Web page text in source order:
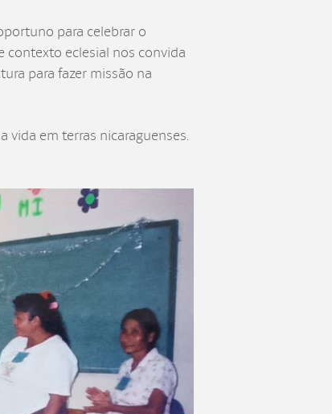
para celebrar o
contexto eclesial nos convida
para fazer missão na
vida em terras nicaraguenses.